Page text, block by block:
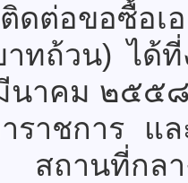
ขอซื้อเอก
ทถ้วน) ได้
นาคม ๒๕๕
าราชการ
านที่กลาง